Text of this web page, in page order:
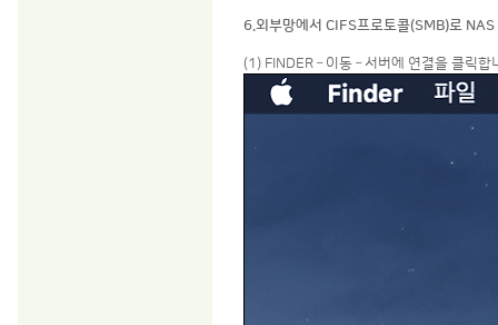
6.외부망에서 CIFS프로토콜(SMB)로 NAS
(1) FINDER – 이동 – 서버에 연결을 클릭